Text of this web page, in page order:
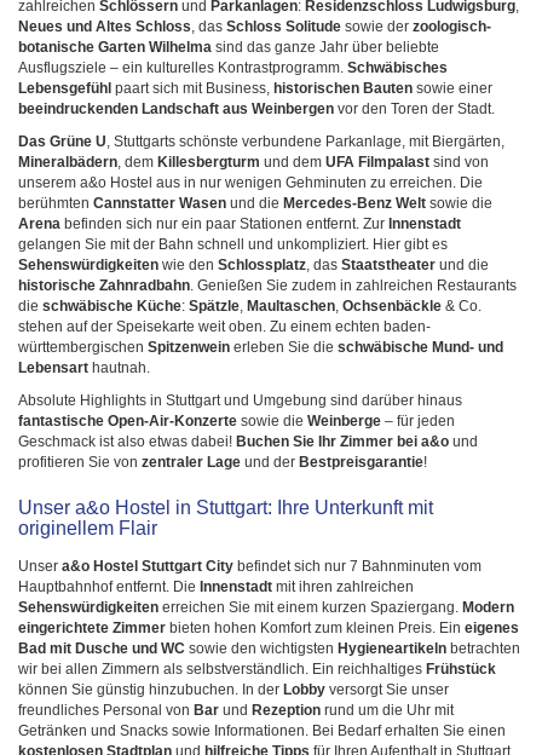
zahlreichen Schlössern und Parkanlagen: Residenzschloss Ludwigsburg,
Neues und Altes Schloss, das Schloss Solitude sowie der zoologisch-
botanische Garten Wilhelma sind das ganze Jahr über beliebte
Ausflugsziele – ein kulturelles Kontrastprogramm. Schwäbisches
Lebensgefühl paart sich mit Business, historischen Bauten sowie einer
beeindruckenden Landschaft aus Weinbergen vor den Toren der Stadt.
Das Grüne U, Stuttgarts schönste verbundene Parkanlage, mit Biergärten,
Mineralbädern, dem Killesbergturm und dem UFA Filmpalast sind von
unserem a&o Hostel aus in nur wenigen Gehminuten zu erreichen. Die
berühmten Cannstatter Wasen und die Mercedes-Benz Welt sowie die
Arena befinden sich nur ein paar Stationen entfernt. Zur Innenstadt
gelangen Sie mit der Bahn schnell und unkompliziert. Hier gibt es
Sehenswürdigkeiten wie den Schlossplatz, das Staatstheater und die
historische Zahnradbahn. Genießen Sie zudem in zahlreichen Restaurants
die schwäbische Küche: Spätzle, Maultaschen, Ochsenbäckle & Co.
stehen auf der Speisekarte weit oben. Zu einem echten baden-
württembergischen Spitzenwein erleben Sie die schwäbische Mund- und
Lebensart hautnah.
Absolute Highlights in Stuttgart und Umgebung sind darüber hinaus
fantastische Open-Air-Konzerte sowie die Weinberge – für jeden
Geschmack ist also etwas dabei! Buchen Sie Ihr Zimmer bei a&o und
profitieren Sie von zentraler Lage und der Bestpreisgarantie!
Unser a&o Hostel in Stuttgart: Ihre Unterkunft mit
originellem Flair
Unser a&o Hostel Stuttgart City befindet sich nur 7 Bahnminuten vom
Hauptbahnhof entfernt. Die Innenstadt mit ihren zahlreichen
Sehenswürdigkeiten erreichen Sie mit einem kurzen Spaziergang. Modern
eingerichtete Zimmer bieten hohen Komfort zum kleinen Preis. Ein eigenes
Bad mit Dusche und WC sowie den wichtigsten Hygieneartikeln betrachten
wir bei allen Zimmern als selbstverständlich. Ein reichhaltiges Frühstück
können Sie günstig hinzubuchen. In der Lobby versorgt Sie unser
freundliches Personal von Bar und Rezeption rund um die Uhr mit
Getränken und Snacks sowie Informationen. Bei Bedarf erhalten Sie einen
kostenlosen Stadtplan und hilfreiche Tipps für Ihren Aufenthalt in Stuttgart.